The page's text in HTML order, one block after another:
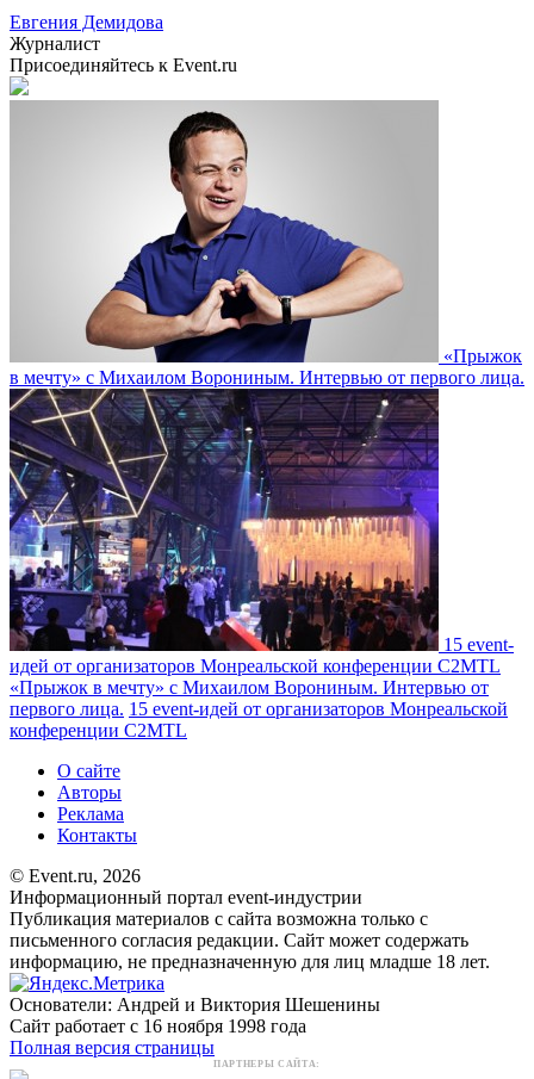
Евгения Демидова
Журналист
Присоединяйтесь к Event.ru
«Прыжок
в мечту» с Михаилом Ворониным. Интервью от первого лица.
15 event-
идей от организаторов Монреальской конференции C2MTL
«Прыжок в мечту» с Михаилом Ворониным. Интервью от
первого лица. 15 event-идей от организаторов Монреальской
конференции C2MTL
О сайте
Авторы
Реклама
Контакты
© Event.ru, 2026
Информационный портал event-индустрии
Публикация материалов с сайта возможна только с
письменного согласия редакции. Сайт может содержать
информацию, не предназначенную для лиц младше 18 лет.
Основатели: Андрей и Виктория Шешенины
Сайт работает с 16 ноября 1998 года
Полная версия страницы
ПАРТНЕРЫ САЙТА: